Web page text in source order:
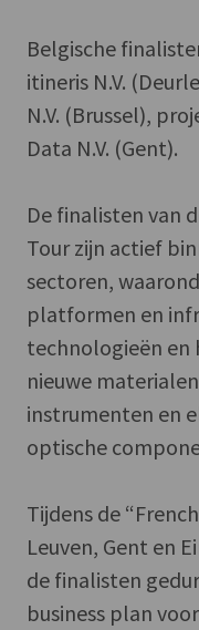
Belgische
itineris N.V.
N.V. (Brussel),
Data N.V. (Gent).
De finalisten van
Tour zijn actief
sectoren,
platformen en
technologieën en
nieuwe
instrumenten en
optische
Tijdens de
Leuven, Gent en
de finalisten
business plan